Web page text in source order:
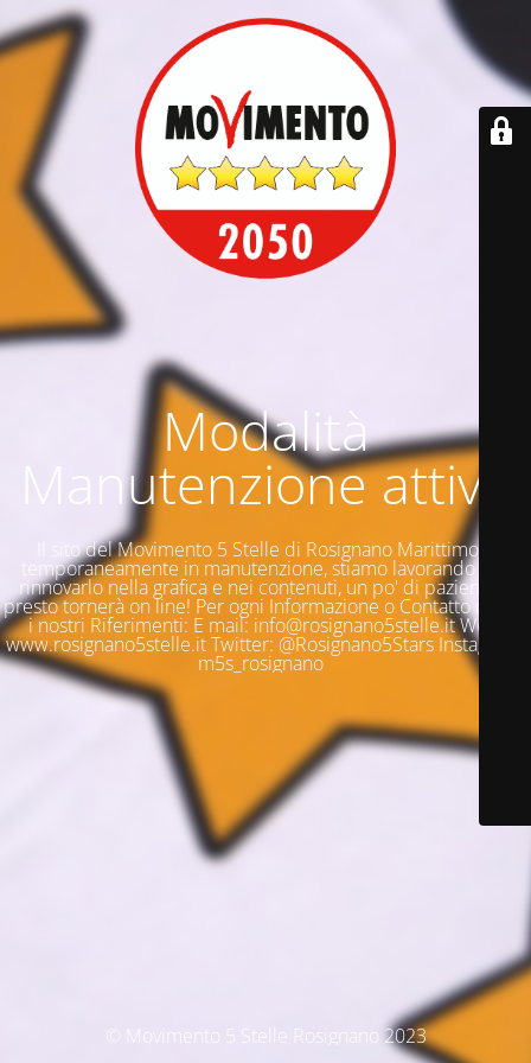
Modalità
Manutenzione attiva
Il sito del Movimento 5 Stelle di Rosignano Marittimo è
temporaneamente in manutenzione, stiamo lavorando per
rinnovarlo nella grafica e nei contenuti, un po' di pazienza e
presto tornerà on line! Per ogni Informazione o Contatto questi
i nostri Riferimenti: E mail: info@rosignano5stelle.it Web:
www.rosignano5stelle.it Twitter: @Rosignano5Stars Instagram:
m5s_rosignano
© Movimento 5 Stelle Rosignano 2023